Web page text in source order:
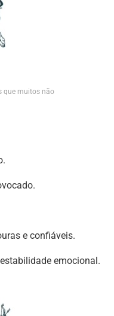
que muitos não
e confiáveis.
emocional.